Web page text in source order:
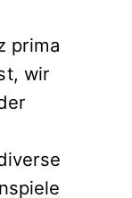
prima
wir